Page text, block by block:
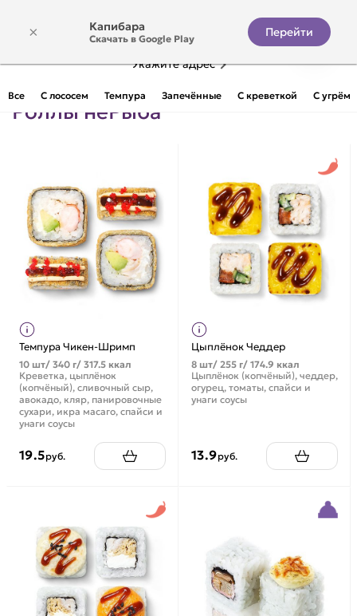
Укажите адрес
Все С лососем Темпура Запечённые С креветкой С угрём
Роллы неРыба
Темпура Чикен-Шримп
10 шт/ 340 г/ 317.5 ккал
Креветка, цыплёнок
(копчёный), сливочный сыр,
авокадо, кляр, панировочные
сухари, икра масаго, спайси и
унаги соусы
19.5руб.
Цыплёнок Чеддер
8 шт/ 255 г/ 174.9 ккал
Цыплёнок (копчёный), чеддер,
огурец, томаты, спайси и
унаги соусы
13.9руб.
× Капибара
Скачать в Google Play Перейти